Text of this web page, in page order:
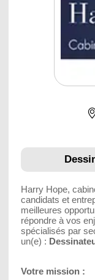
Harry Hope,
candidats et
meilleures
répondre à vos
spécialisés par
un(e) :
Votre mission :